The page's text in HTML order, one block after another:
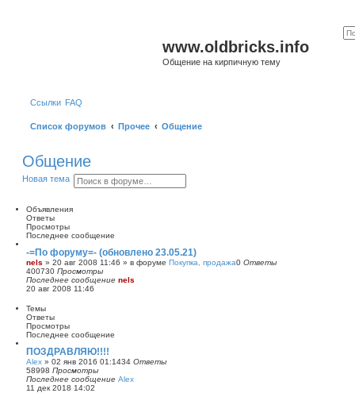
www.oldbricks.info
Общение на кирпичную тему
Ссылки FAQ
Список форумов Прочее Общение
Общение
Новая тема П
о
Р
а
е
н
ы
й
п
о
Объявления
Ответы
Просмотры
Последнее сообщение
-=По форуму=- (обновлено 23.05.21)
nels » 20 авг 2008 11:46 » в форуме Покупка, продажа0 Ответы
400730 Просмотры
Последнее сообщение nels
20 авг 2008 11:46
Темы
Ответы
Просмотры
Последнее сообщение
ПОЗДРАВЛЯЮ!!!!
Alex » 02 янв 2016 01:1434 Ответы
58998 Просмотры
Последнее сообщение Alex
11 дек 2018 14:02